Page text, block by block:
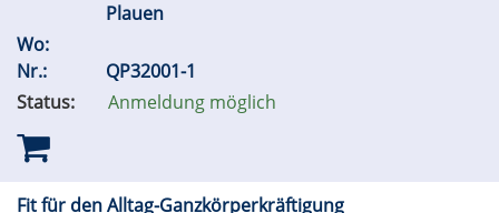
Plauen
Wo:
Nr.:
QP32001-1
Status:
Anmeldung möglich
Fit für den Alltag-Ganzkörperkräftigung